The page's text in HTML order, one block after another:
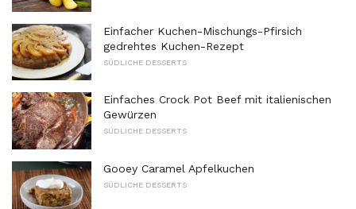
Einfacher Kuchen-Mischungs-Pfirsich
gedrehtes Kuchen-Rezept
SÜDLICHE DESSERTS
Einfaches Crock Pot Beef mit italienischen
Gewürzen
SÜDLICHE DESSERTS
Gooey Caramel Apfelkuchen
SÜDLICHE DESSERTS